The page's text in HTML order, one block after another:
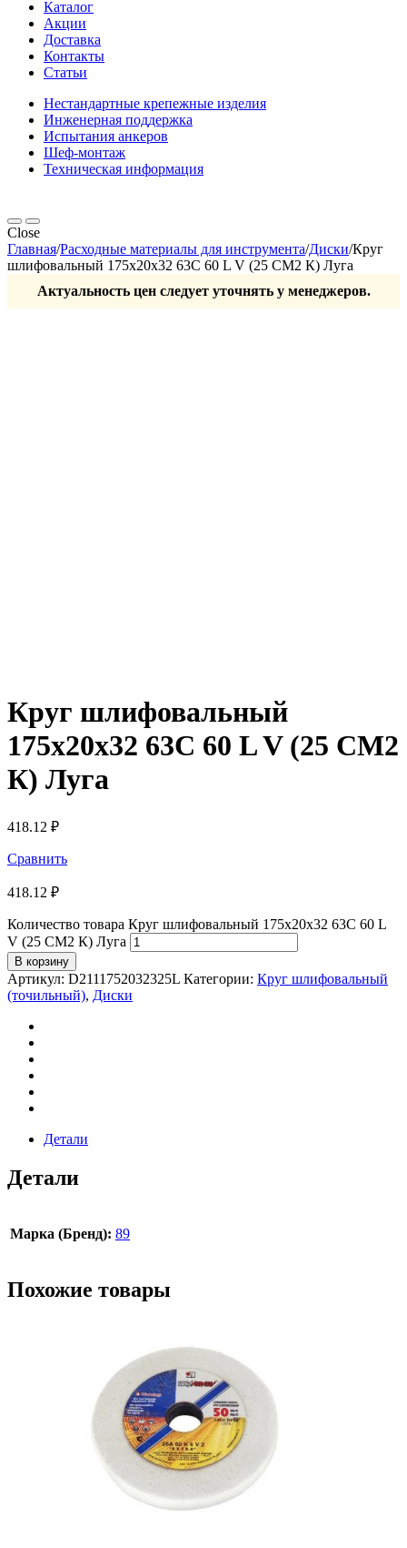
Каталог
Акции
Доставка
Контакты
Статьи
Нестандартные крепежные изделия
Инженерная поддержка
Испытания анкеров
Шеф-монтаж
Техническая информация
Close
Главная/Расходные материалы для инструмента/Диски/Круг
шлифовальный 175х20х32 63С 60 L V (25 СМ2 К) Луга
Актуальность цен следует уточнять у менеджеров.
Круг шлифовальный
175х20х32 63С 60 L V (25 СМ2
К) Луга
418.12 ₽
Сравнить
418.12 ₽
Количество товара Круг шлифовальный 175х20х32 63С 60 L
V (25 СМ2 К) Луга
В корзину
Артикул: D2111752032325L Категории: Круг шлифовальный
(точильный), Диски
Детали
Детали
Марка (Бренд): 89
Похожие товары